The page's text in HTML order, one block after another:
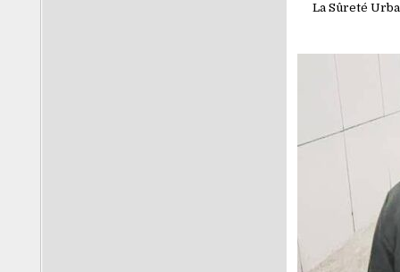
La Sûreté